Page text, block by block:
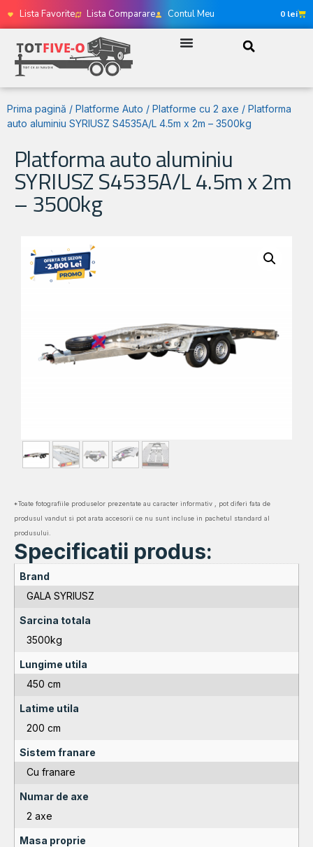
Lista Favorite Lista Comparare Contul Meu 0 lei
Prima pagină / Platforme Auto / Platforme cu 2 axe / Platforma
auto aluminiu SYRIUSZ S4535A/L 4.5m x 2m – 3500kg
Platforma auto aluminiu
SYRIUSZ S4535A/L 4.5m x 2m
– 3500kg
*Toate fotografiile produselor prezentate au caracter informativ , pot diferi fata de
produsul vandut si pot arata accesorii ce nu sunt incluse in pachetul standard al
produsului.
Specificatii produs:
Brand
GALA SYRIUSZ
Sarcina totala
3500kg
Lungime utila
450 cm
Latime utila
200 cm
Sistem franare
Cu franare
Numar de axe
2 axe
Masa proprie